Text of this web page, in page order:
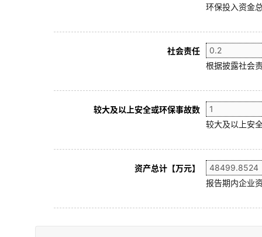
环保投入资金
社会责任
根据披露社会
较大及以上安全或环保事故数
较大及以上安
资产总计【万元】
报告期内企业